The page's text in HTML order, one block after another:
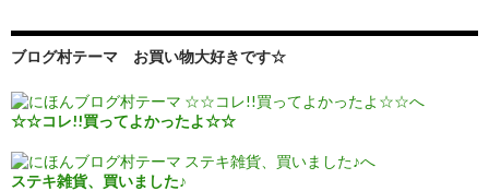
ブログ村テーマ お買い物大好きです☆
☆☆コレ!!買ってよかったよ☆☆
ステキ雑貨、買いました♪